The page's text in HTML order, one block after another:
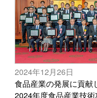
2024年12月26日
食品産業の発展に貢献
2024年度食品産業技術